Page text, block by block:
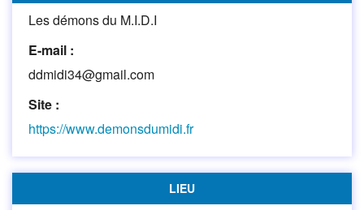
Les démons du M.I.D.I
E-mail :
ddmidi34@gmail.com
Site :
https://www.demonsdumidi.fr
LIEU